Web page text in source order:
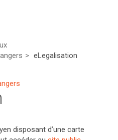
eLegalisation
disposant d’une carte